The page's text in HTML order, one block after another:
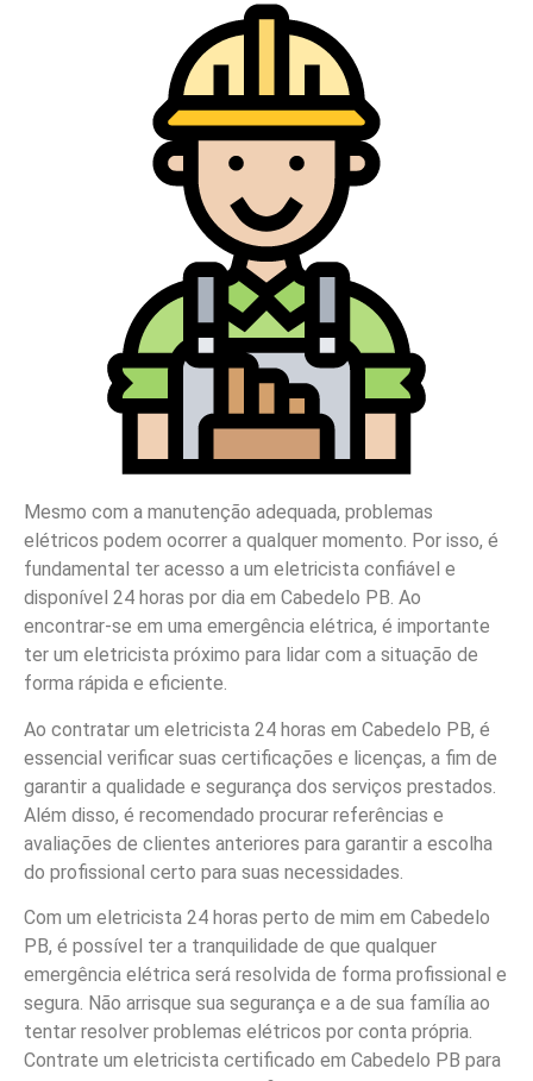
Mesmo com a manutenção adequada, problemas
elétricos podem ocorrer a qualquer momento. Por isso, é
fundamental ter acesso a um eletricista confiável e
disponível 24 horas por dia em Cabedelo PB. Ao
encontrar-se em uma emergência elétrica, é importante
ter um eletricista próximo para lidar com a situação de
forma rápida e eficiente.
Ao contratar um eletricista 24 horas em Cabedelo PB, é
essencial verificar suas certificações e licenças, a fim de
garantir a qualidade e segurança dos serviços prestados.
Além disso, é recomendado procurar referências e
avaliações de clientes anteriores para garantir a escolha
do profissional certo para suas necessidades.
Com um eletricista 24 horas perto de mim em Cabedelo
PB, é possível ter a tranquilidade de que qualquer
emergência elétrica será resolvida de forma profissional e
segura. Não arrisque sua segurança e a de sua família ao
tentar resolver problemas elétricos por conta própria.
Contrate um eletricista certificado em Cabedelo PB para